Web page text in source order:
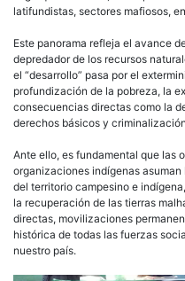
latifundistas, sectores mafiosos,
Este panorama refleja el avance
depredador de los recursos
el “desarrollo” pasa por el
profundización de la pobreza, la
consecuencias directas como la
derechos básicos y
Ante ello, es fundamental que las
organizaciones indígenas
del territorio campesino e
la recuperación de las tierras
directas, movilizaciones
histórica de todas las fuerzas
nuestro país.